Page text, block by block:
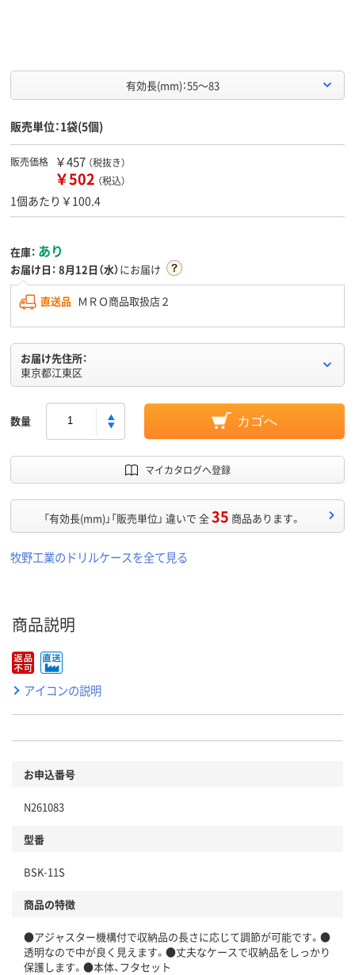
有効長(mm)：55～83
販売単位：1袋(5個)
販売価格 ￥457 （税抜き）
￥502 （税込）
1個あたり￥100.4
在庫： あり
お届け日： 8月12日（水）にお届け
直送品 ＭＲＯ商品取扱店２
お届け先住所：
東京都江東区
数量 カゴへ
マイカタログへ登録
「有効長(mm)」「販売単位」 違いで 全35 商品あります。
牧野工業のドリルケースを全て見る
商品説明
アイコンの説明
お申込番号
N261083
型番
BSK-11S
商品の特徴
●アジャスター機構付で収納品の長さに応じて調節が可能です。●
透明なので中が良く見えます。●丈夫なケースで収納品をしっかり
保護します。●本体、フタセット